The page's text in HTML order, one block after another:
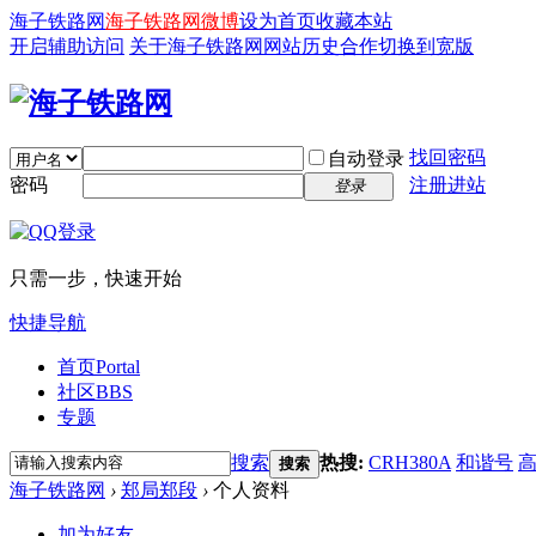
海子铁路网海子铁路网微博设为首页收藏本站
开启辅助访问 关于海子铁路网 网站历史合作切换到宽版
自动登录 找回密码
密码
登录 注册进站
只需一步，快速开始
快捷导航
首页Portal
社区BBS
专题
搜索 搜索 热搜: CRH380A 和谐号
海子铁路网 › 郑局郑段 › 个人资料